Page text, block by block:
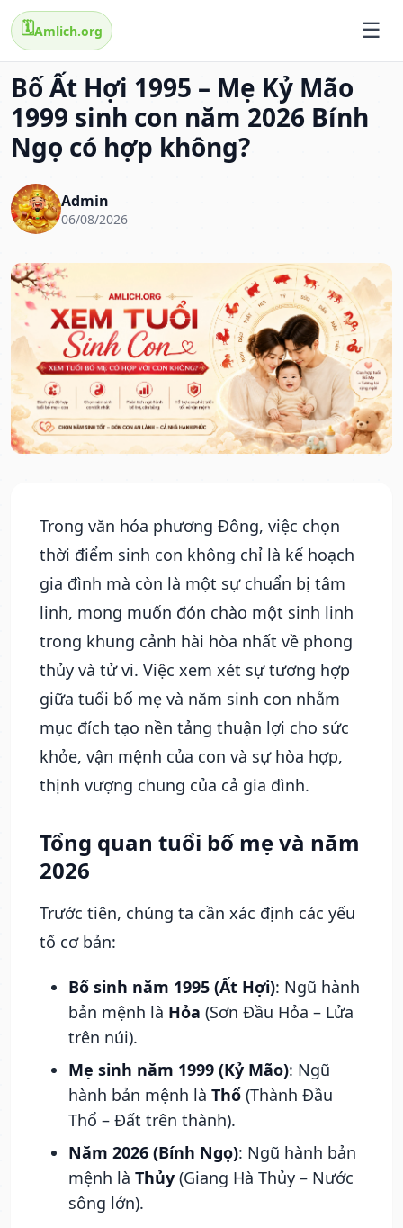
🗓️Amlich.org
Bố Ất Hợi 1995 – Mẹ Kỷ Mão
1999 sinh con năm 2026 Bính
Ngọ có hợp không?
Admin
06/08/2026
Trong văn hóa phương Đông, việc chọn
thời điểm sinh con không chỉ là kế hoạch
gia đình mà còn là một sự chuẩn bị tâm
linh, mong muốn đón chào một sinh linh
trong khung cảnh hài hòa nhất về phong
thủy và tử vi. Việc xem xét sự tương hợp
giữa tuổi bố mẹ và năm sinh con nhằm
mục đích tạo nền tảng thuận lợi cho sức
khỏe, vận mệnh của con và sự hòa hợp,
thịnh vượng chung của cả gia đình.
Tổng quan tuổi bố mẹ và năm
2026
Trước tiên, chúng ta cần xác định các yếu
tố cơ bản:
Bố sinh năm 1995 (Ất Hợi): Ngũ hành
bản mệnh là Hỏa (Sơn Đầu Hỏa – Lửa
trên núi).
Mẹ sinh năm 1999 (Kỷ Mão): Ngũ
hành bản mệnh là Thổ (Thành Đầu
Thổ – Đất trên thành).
Năm 2026 (Bính Ngọ): Ngũ hành bản
mệnh là Thủy (Giang Hà Thủy – Nước
sông lớn).